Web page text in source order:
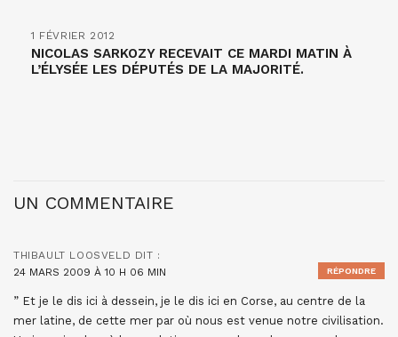
1 FÉVRIER 2012
NICOLAS SARKOZY RECEVAIT CE MARDI MATIN À
L’ÉLYSÉE LES DÉPUTÉS DE LA MAJORITÉ.
UN COMMENTAIRE
THIBAULT LOOSVELD DIT :
24 MARS 2009 À 10 H 06 MIN
” Et je le dis ici à dessein, je le dis ici en Corse, au centre de la
mer latine, de cette mer par où nous est venue notre civilisation.
RÉPONDRE